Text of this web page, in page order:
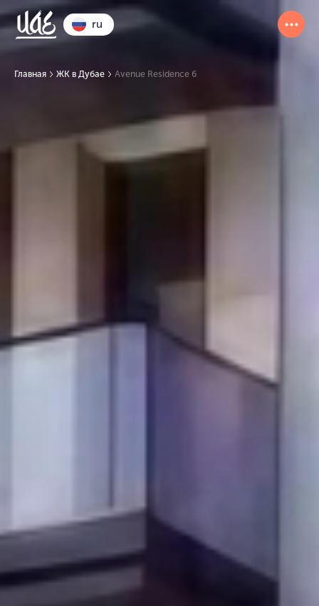
ru
Главная ЖК в Дубае Avenue Residence 6